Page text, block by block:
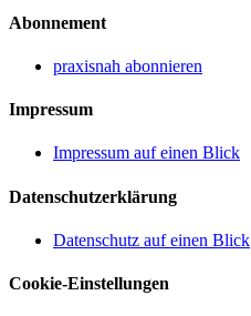
Abonnement
praxisnah abonnieren
Impressum
Impressum auf einen Blick
Datenschutzerklärung
Datenschutz auf einen Blick
Cookie-Einstellungen